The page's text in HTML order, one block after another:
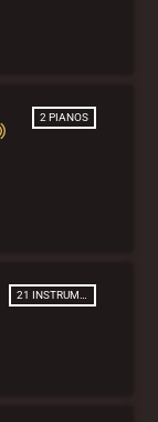
2 PIANOS